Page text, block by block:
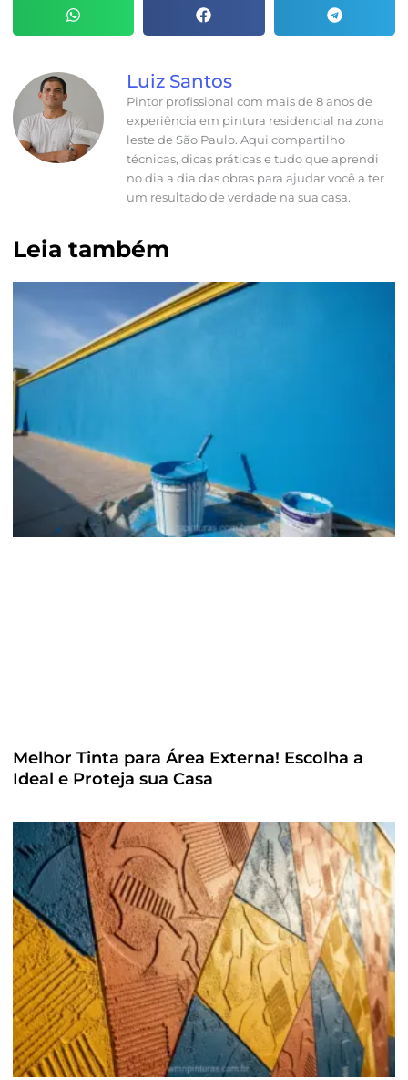
Luiz Santos
Pintor profissional com mais de 8 anos de
experiência em pintura residencial na zona
leste de São Paulo. Aqui compartilho
técnicas, dicas práticas e tudo que aprendi
no dia a dia das obras para ajudar você a ter
um resultado de verdade na sua casa.
Leia também
Melhor Tinta para Área Externa! Escolha a
Ideal e Proteja sua Casa